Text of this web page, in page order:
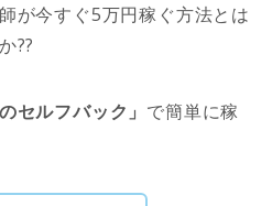
が今すぐ5万円稼ぐ方法とは
??
セルフバック」 で簡単に稼